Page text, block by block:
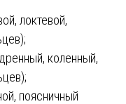
локтевой,
коленный,
поясничный